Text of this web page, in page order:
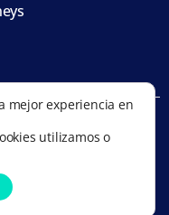
Reserved
, desarrollado por
mejor experiencia en
utilizamos o